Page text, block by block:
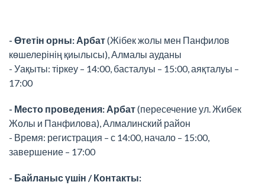
- Өтетін орны: Арбат(Жібек жолы мен Панфилов
көшелерінің қиылысы), Алмалы ауданы
- Уақыты: тіркеу – 14:00, басталуы – 15:00, аяқталуы –
17:00
- Место проведения: Арбат(пересечение ул. Жибек
Жолы и Панфилова), Алмалинский район
- Время: регистрация – с 14:00, начало – 15:00,
завершение – 17:00
- Байланыс үшін / Контакты: